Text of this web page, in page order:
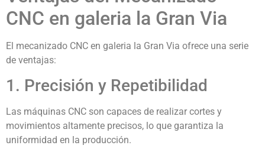
CNC en galeria la Gran Via
El mecanizado CNC en galeria la Gran Via ofrece una serie
de ventajas:
1. Precisión y Repetibilidad
Las máquinas CNC son capaces de realizar cortes y
movimientos altamente precisos, lo que garantiza la
uniformidad en la producción.